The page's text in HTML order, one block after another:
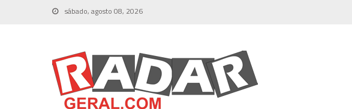
sábado, agosto 08, 2026